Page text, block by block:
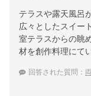
テラスや露天風呂
広々としたスイー
室テラスからの眺
材を創作料理にて
回答された質問：